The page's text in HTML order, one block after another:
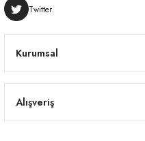
Kurumsal
Alışveriş
Twitter